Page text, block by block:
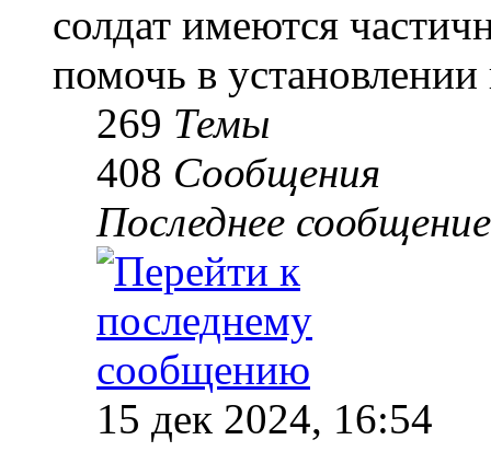
солдат имеются
помочь в
269 Темы
408 Сообщения
Последнее сообщение
15 дек 2024, 16:54